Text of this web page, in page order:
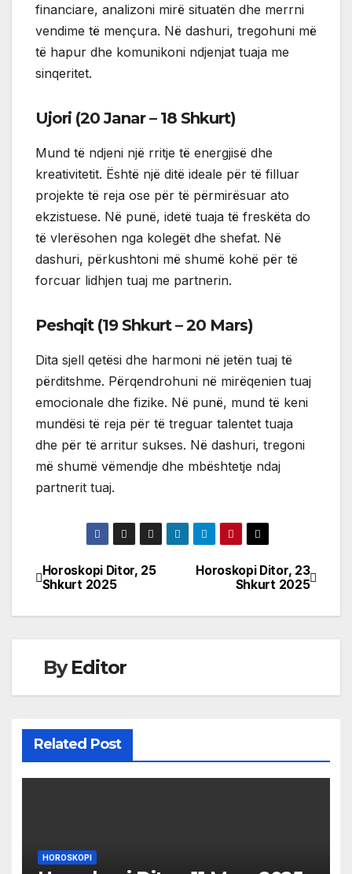
financiare, analizoni mirë situatën dhe merrni
vendime të mençura. Në dashuri, tregohuni më
të hapur dhe komunikoni ndjenjat tuaja me
sinqeritet.
Ujori (20 Janar – 18 Shkurt)
Mund të ndjeni një rritje të energjisë dhe
kreativitetit. Është një ditë ideale për të filluar
projekte të reja ose për të përmirësuar ato
ekzistuese. Në punë, idetë tuaja të freskëta do
të vlerësohen nga kolegët dhe shefat. Në
dashuri, përkushtoni më shumë kohë për të
forcuar lidhjen tuaj me partnerin.
Peshqit (19 Shkurt – 20 Mars)
Dita sjell qetësi dhe harmoni në jetën tuaj të
përditshme. Përqendrohuni në mirëqenien tuaj
emocionale dhe fizike. Në punë, mund të keni
mundësi të reja për të treguar talentet tuaja
dhe për të arritur sukses. Në dashuri, tregoni
më shumë vëmendje dhe mbështetje ndaj
partnerit tuaj.
Post
navigation
Horoskopi Ditor, 23
Shkurt 2025
Horoskopi Ditor, 25
Shkurt 2025
ByEditor
Related Post
HOROSKOPI